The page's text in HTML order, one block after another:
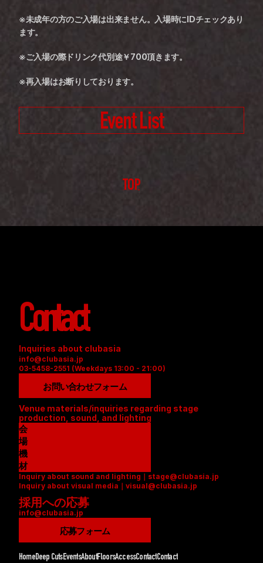
※未成年の方のご入場は出来ません。入場時にIDチェックあり
ます。
※ご入場の際ドリンク代別途￥700頂きます。
※再入場はお断りしております。
Event List
TOP
Contact
Inquiries about clubasia
info@clubasia.jp
03-5458-2551 (Weekdays 13:00 - 21:00)
お問い合わせフォーム
Venue materials/inquiries regarding stage
production, sound, and lighting
会
場
資
料
(
P
D
F
機
材
リ
ス
ト
(
D
F
Inquiry about sound and lighting｜stage@clubasia.jp
Inquiry about visual media｜visual@clubasia.jp
採用への応募
info@clubasia.jp
応募フォーム
HomeDeep CutsEventsAboutFloorsAccessContactContact